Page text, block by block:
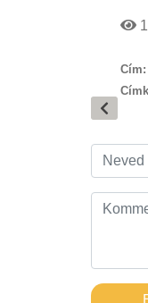
Cím: